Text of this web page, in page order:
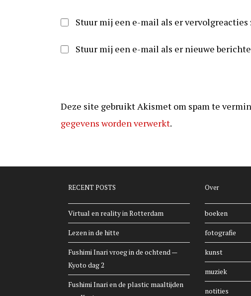
kunnen
reageren
Stuur mij een e-mail als er vervolgreacties
Stuur mij een e-mail als er nieuwe
Deze site gebruikt Akismet om spam te
gegevens worden verwerkt.
RECENT POSTS
Virtual en reality in Rotterdam
Lezen in de hitte
Fushimi Inari vroeg in de ochtend —
Kyoto dag 2
Fushimi Inari en de plastic maaltijden
Over
boeken
fotografie
kunst
muziek
notities